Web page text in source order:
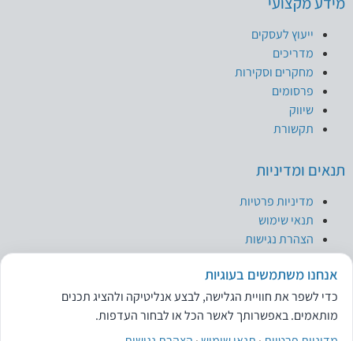
ייעוץ לעסקים
מדריכים
מחקרים וסקירות
פרסומים
שיווק
תקשורת
תנאים ומדיניות
מדיניות פרטיות
תנאי שימוש
הצהרת נגישות
ניהול העדפות עוגיות
אנחנו משתמשים בעוגיות
כדי לשפר את חוויית הגלישה, לבצע אנליטיקה ולהציג תכנים
מותאמים. באפשרותך לאשר הכל או לבחור העדפות.